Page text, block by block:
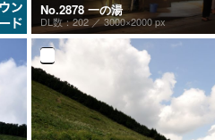
No.2878 一の湯
DL数：202 ／3000×2000 px